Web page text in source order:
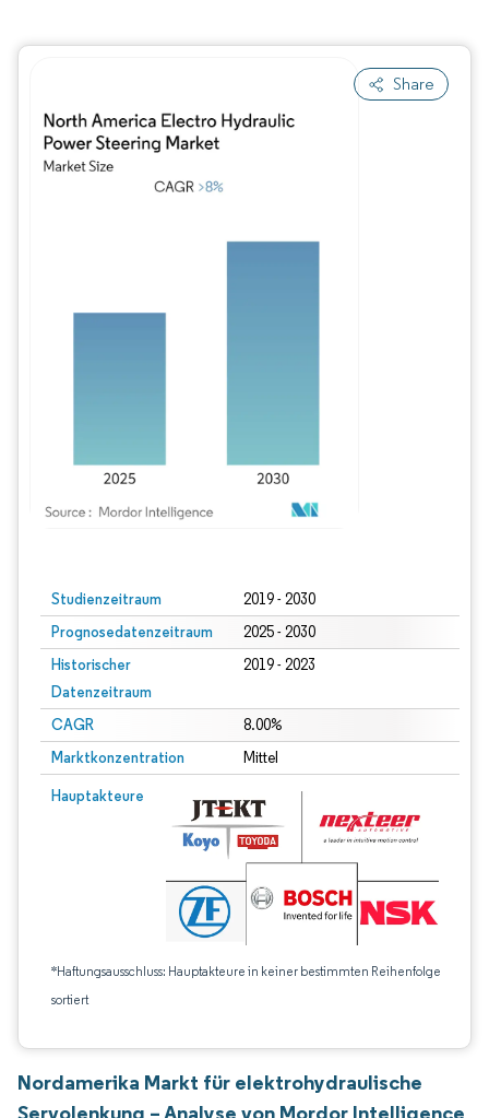
Share
Studienzeitraum 2019 - 2030
Prognosedatenzeitraum 2025 - 2030
Historischer
Datenzeitraum
2019 - 2023
CAGR 8.00%
Marktkonzentration Mittel
Hauptakteure
*Haftungsausschluss: Hauptakteure in keiner bestimmten Reihenfolge
sortiert
Nordamerika Markt für elektrohydraulische
Servolenkung – Analyse von Mordor Intelligence